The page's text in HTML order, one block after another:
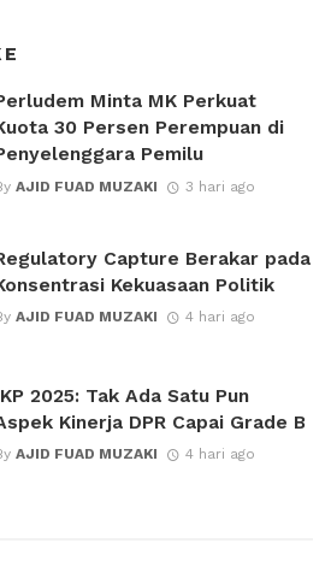
Minta MK Perkuat
30 Persen Perempuan di
Pemilu
AJID FUAD MUZAKI 3 hari ago
Capture Berakar pada
Kekuasaan Politik
AJID FUAD MUZAKI 4 hari ago
2025: Tak Ada Satu Pun
Kinerja DPR Capai Grade B
AJID FUAD MUZAKI 4 hari ago